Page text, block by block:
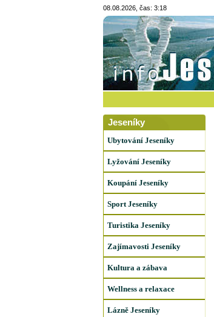
08.08.2026, čas: 3:18
Jeseníky
Ubytování Jeseníky
Lyžování Jeseníky
Koupání Jeseníky
Sport Jeseníky
Turistika Jeseníky
Zajímavosti Jeseníky
Kultura a zábava
Wellness a relaxace
Lázně Jeseníky